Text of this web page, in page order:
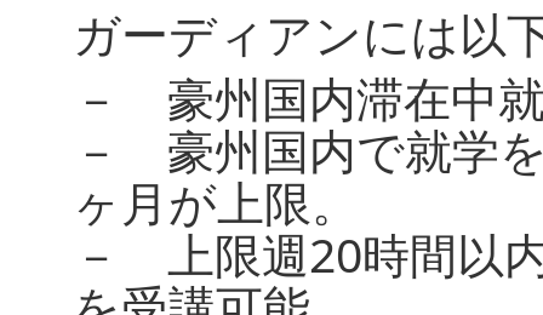
ガーディアンには以
－ 豪州国内滞在中
－ 豪州国内で就学
ヶ月が上限。
－ 上限週20時間以